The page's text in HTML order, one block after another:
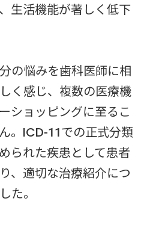
生活機能が著しく低下
の悩みを歯科医師に相
く感じ、複数の医療機
ショッピングに至るこ
。ICD-11での正式分類
られた疾患として患者
、適切な治療紹介につ
た。